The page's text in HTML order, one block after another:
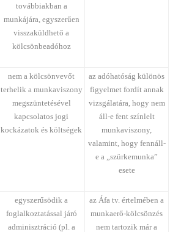
továbbiakban a
munkájára, egyszerűen
visszaküldhető a
kölcsönbeadóhoz
nem a kölcsönvevőt
terhelik a munkaviszony
megszüntetésével
kapcsolatos jogi
kockázatok és költségek
az adóhatóság különös
figyelmet fordít annak
vizsgálatára, hogy nem
áll-e fent színlelt
munkaviszony,
valamint, hogy fennáll-
e a „szürkemunka”
esete
egyszerűsödik a
foglalkoztatással járó
adminisztráció (pl. a
az Áfa tv. értelmében a
munkaerő-kölcsönzés
nem tartozik már a